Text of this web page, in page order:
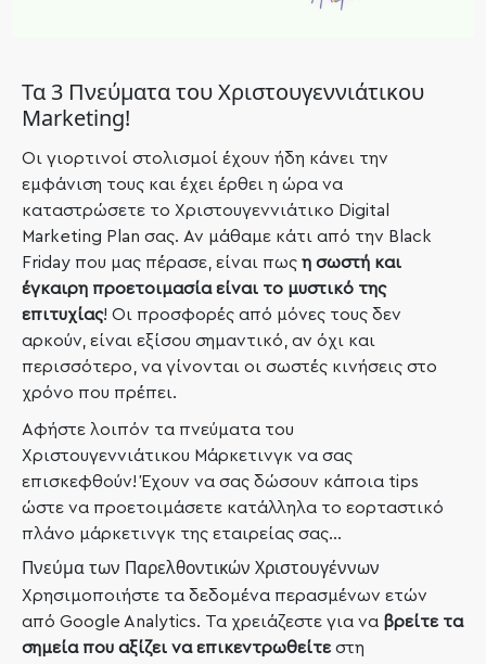
Τα 3 Πνεύματα του Χριστουγεννιάτικου
Marketing!
Οι γιορτινοί στολισμοί έχουν ήδη κάνει την
εμφάνιση τους και έχει έρθει η ώρα να
καταστρώσετε το Χριστουγεννιάτικο Digital
Marketing Plan σας. Αν μάθαμε κάτι από την Black
Friday που μας πέρασε, είναι πως η σωστή και
έγκαιρη προετοιμασία είναι το μυστικό της
επιτυχίας! Οι προσφορές από μόνες τους δεν
αρκούν, είναι εξίσου σημαντικό, αν όχι και
περισσότερο, να γίνονται οι σωστές κινήσεις στο
χρόνο που πρέπει.
Αφήστε λοιπόν τα πνεύματα του
Χριστουγεννιάτικου Μάρκετινγκ να σας
επισκεφθούν! Έχουν να σας δώσουν κάποια tips
ώστε να προετοιμάσετε κατάλληλα το εορταστικό
πλάνο μάρκετινγκ της εταιρείας σας…
Πνεύμα των Παρελθοντικών Χριστουγέννων
Χρησιμοποιήστε τα δεδομένα περασμένων ετών
από Google Analytics. Τα χρειάζεστε για να βρείτε τα
σημεία που αξίζει να επικεντρωθείτεστη